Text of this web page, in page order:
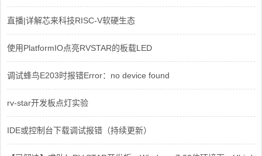
直播|详解芯来科技RISC-V软硬生态
使用PlatformIO点亮RVSTAR的板载LED
调试蜂鸟E203时报错Error：no device found
rv-star开发板点灯实验
IDE或控制台下载调试报错（持续更新）